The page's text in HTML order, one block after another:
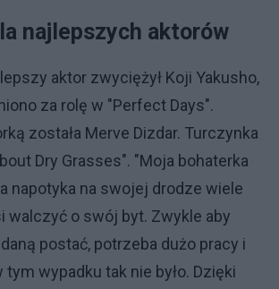
najlepszych aktorów
aktor zwyciężył Koji Yakusho,
za rolę w "Perfect Days".
została Merve Dizdar. Turczynka
Dry Grasses". "Moja bohaterka
napotyka na swojej drodze wiele
walczyć o swój byt. Zwykle aby
postać, potrzeba dużo pracy i
tym wypadku tak nie było. Dzięki